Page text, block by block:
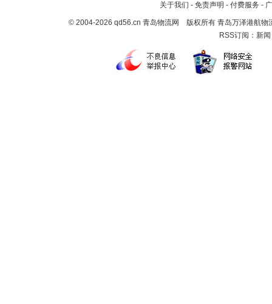
关于我们 - 免责声明 - 付费服务 -
© 2004-2026 qd56.cn 青岛物流网 版权所有 青岛万泽港航物
RSS订阅： 新闻